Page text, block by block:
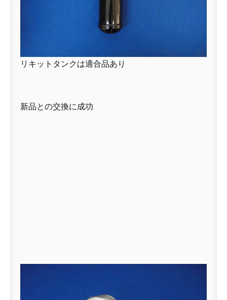
リキットタンクは適合品あり
新品との交換に成功